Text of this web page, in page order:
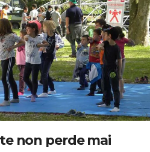
non perde mai